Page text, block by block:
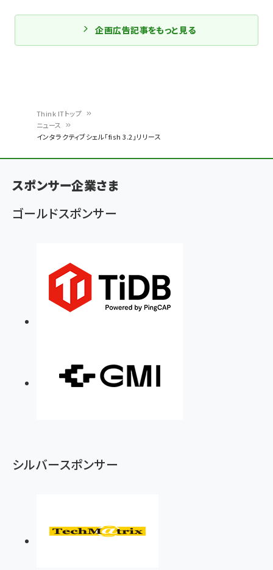
ン
く
ず
Think ITトップ
ニュース
インタラクティブシェル「fish 3.2」リリース
企画広告記事をもっと見る
スポンサー企業さま
ゴールドスポンサー
シルバースポンサー